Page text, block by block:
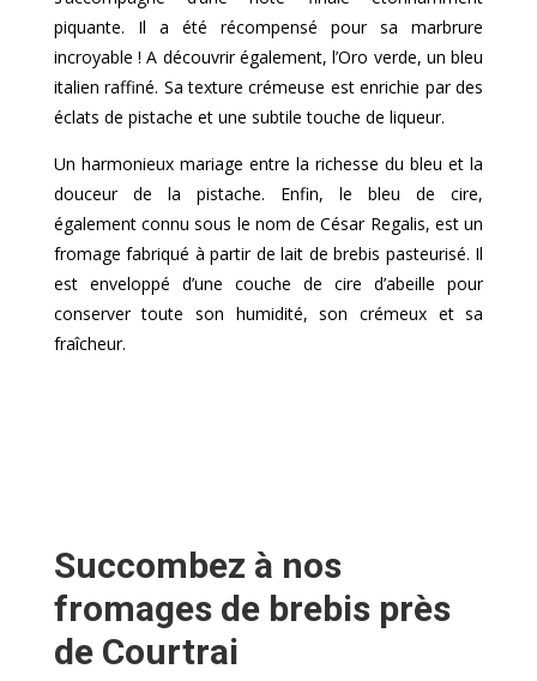
piquante. Il a été récompensé pour sa marbrure
incroyable ! A découvrir également, l’Oro verde, un bleu
italien raffiné. Sa texture crémeuse est enrichie par des
éclats de pistache et une subtile touche de liqueur.
Un harmonieux mariage entre la richesse du bleu et la
douceur de la pistache. Enfin, le bleu de cire,
également connu sous le nom de César Regalis, est un
fromage fabriqué à partir de lait de brebis pasteurisé. Il
est enveloppé d’une couche de cire d’abeille pour
conserver toute son humidité, son crémeux et sa
fraîcheur.
Succombez à nos
fromages de brebis près
de Courtrai